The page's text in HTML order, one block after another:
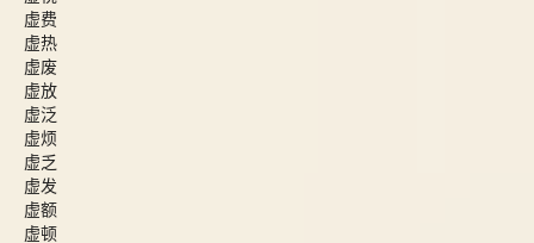
虚费
虚热
虚废
虚放
虚泛
虚烦
虚乏
虚发
虚额
虚顿